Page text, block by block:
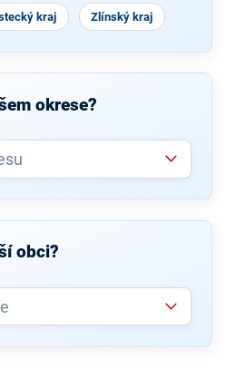
kraj Zlínský kraj
okrese?
obci?